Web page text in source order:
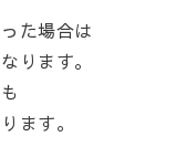
た場合は
ります。
ます。